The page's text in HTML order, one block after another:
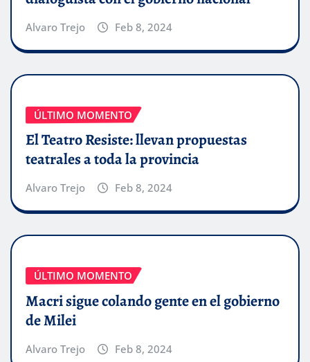
Alvaro Trejo Feb 8, 2024
ÚLTIMO MOMENTO
El Teatro Resiste: llevan propuestas
teatrales a toda la provincia
Alvaro Trejo Feb 8, 2024
ÚLTIMO MOMENTO
Macri sigue colando gente en el gobierno
de Milei
Alvaro Trejo Feb 8, 2024